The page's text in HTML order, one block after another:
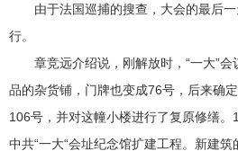
由于法国巡捕的搜查，大会的最后一
行。
章竞远介绍说，刚解放时，“一大”会
品的杂货铺，门牌也变成76号，后来确
106号，并对这幢小楼进行了复原修缮
中共“一大“会址纪念馆扩建工程。新建筑